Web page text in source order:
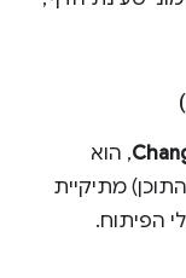
, הוא
מתיקיית
הפיתוח.